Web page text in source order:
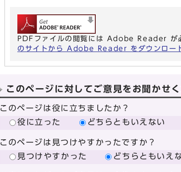
PDFファイルの閲覧には Adobe Reader が
のサイトから Adobe Reader をダウンロー
このページに対してご意見をお聞かせ
このページは役に立ちましたか？
役に立った
どちらともいえない
このページは見つけやすかったですか？
見つけやすかった
どちらともいえ